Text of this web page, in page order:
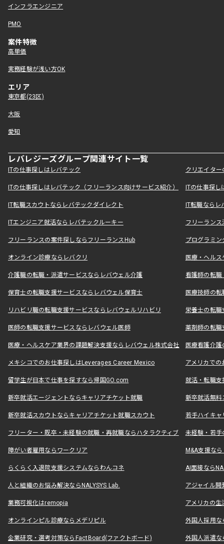
インフラエンジニア
PMO
案件特徴
高単価
実務経験が浅い方OK
エリア
東京都(23区)
大阪
愛知
レバレジーズグループ関連サイト一覧
ITの仕事探しはレバテック クリエイタ
ITの仕事探しはレバテック（フリーランス向けサービス紹介） ITの仕事探
IT転職スカウトならレバテックダイレクト IT転職なら
ITエンジニア就活ならレバテックルーキー フリーラン
フリーランスの案件探しならフリーランスHub プログラミ
オンライン診療ならレバクリ 医療・ヘル
介護職の転職・派遣サービスならレバウェル介護 看護師の転
保育士の転職支援サービスならレバウェル保育士 医療技師の
リハビリ職の転職支援サービスならレバウェルリハビリ 栄養士の転
医師の転職支援サービスならレバウェル医師 薬剤師の転
医療・ヘルスケア業界の課題解決支援ならレバウェル株式会社 医療看護介
メキシコでのお仕事探しはLeverages Career Mexico アメリカで
留学生が日本で仕事を探すなら帰国GO.com 就活・転職
新卒就活エージェントならキャリアチケット就職 新卒就活無料
新卒就活スカウトならキャリアチケット就職スカウト 若手ハイキ
フリーター・既卒・未経験の就職・再就職ならハタラクティブ 未経験・若手
障がい者雇用ならワークリア M&A支援な
らくらく入退院支援システムならわんコネ AI面接なら
人と組織のお悩み解決ならNALYSYS Lab. アジャイル
業務可視化はremopia アメリカの
オンラインピル診療ならメデリピル 外国人採用
企業研究・選考対策ならFactBoard(ファクトボード) 外国人派遣な